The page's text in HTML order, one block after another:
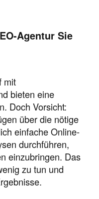
Agentur Sie
mit
bieten eine
Doch Vorsicht:
über die nötige
einfache Online-
durchführen,
einzubringen. Das
zu tun und